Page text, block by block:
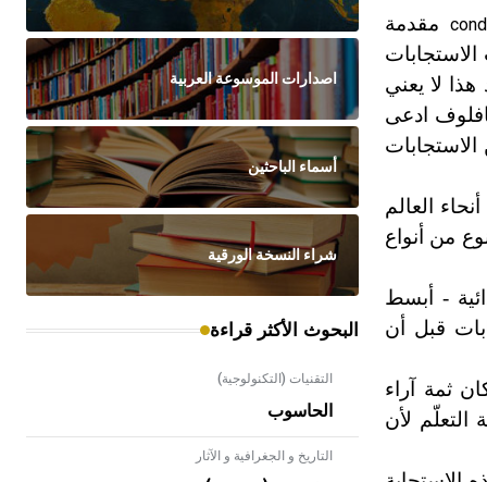
مقدمة
لا يعني
ادعى
العالم
من أنواع
- أبسط
قبل أن
ثمة آراء
لأن
اصدارات الموسوعة العربية
أسماء الباحثين
شراء النسخة الورقية
البحوث الأكثر قراءة
التقنيات (التكنولوجية)
الحاسوب
التاريخ و الجغرافية و الآثار